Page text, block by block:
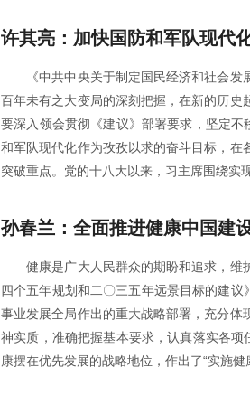
许其亮：加快国防和军队现代
《中共中央关于制定国民经济和社会
百年未有之大变局的深刻把握，在新的历
要深入领会贯彻《建议》部署要求，坚定
和军队现代化作为孜孜以求的奋斗目标，
突破重点。党的十八大以来，习主席围绕
孙春兰：全面推进健康中国建
健康是广大人民群众的期盼和追求，维
四个五年规划和二〇三五年远景目标的建
事业发展全局作出的重大战略部署，充分
神实质，准确把握基本要求，认真落实各
康摆在优先发展的战略地位，作出了“实施